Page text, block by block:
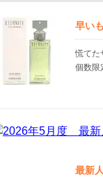
早い
慌てた
個数限
最新